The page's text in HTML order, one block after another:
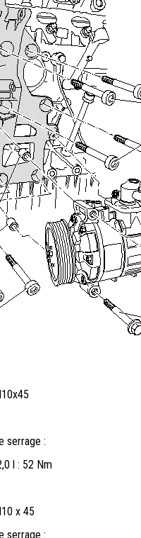
serrage :
l : 52 Nm
x 45
serrage :